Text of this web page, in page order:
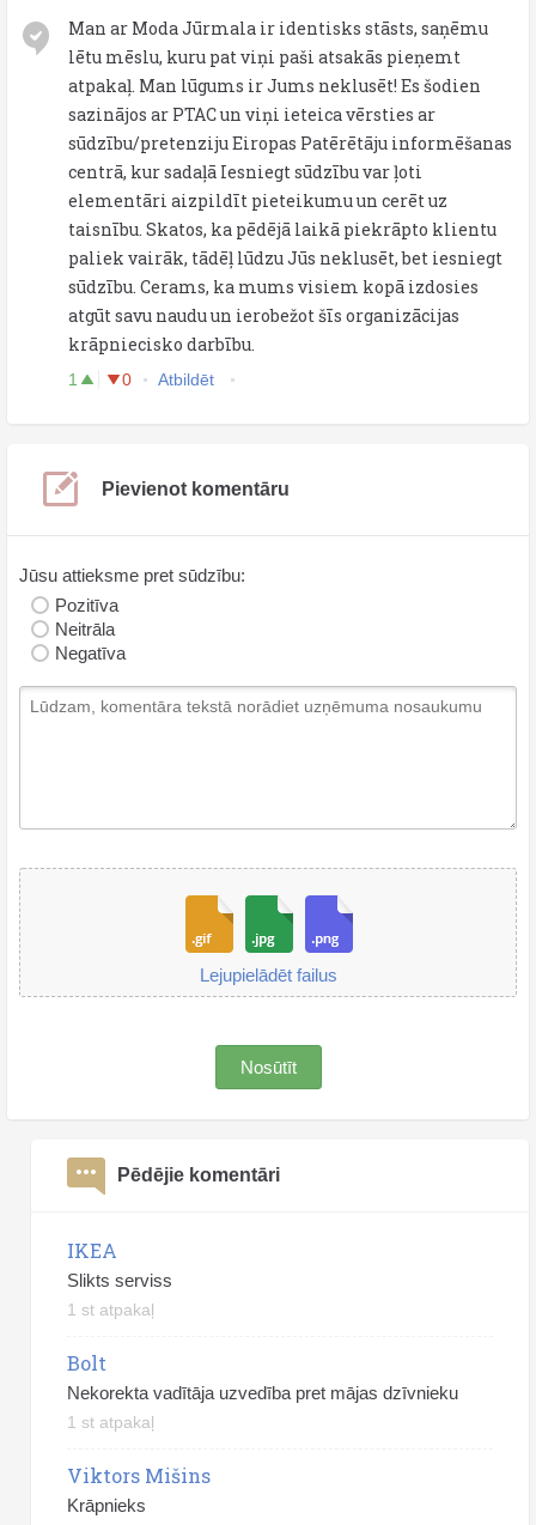
Man ar Moda Jūrmala ir identisks stāsts, saņēmu
lētu mēslu, kuru pat viņi paši atsakās pieņemt
atpakaļ. Man lūgums ir Jums neklusēt! Es šodien
sazinājos ar PTAC un viņi ieteica vērsties ar
sūdzību/pretenziju Eiropas Patērētāju informēšanas
centrā, kur sadaļā Iesniegt sūdzību var ļoti
elementāri aizpildīt pieteikumu un cerēt uz
taisnību. Skatos, ka pēdējā laikā piekrāpto klientu
paliek vairāk, tādēļ lūdzu Jūs neklusēt, bet iesniegt
sūdzību. Cerams, ka mums visiem kopā izdosies
atgūt savu naudu un ierobežot šīs organizācijas
krāpniecisko darbību.
1 0 Atbildēt
Pievienot komentāru
Jūsu attieksme pret sūdzību:
Pozitīva
Neitrāla
Negatīva
Lejupielādēt failus
Nosūtīt
Pēdējie komentāri
IKEA
Slikts serviss
1 st atpakaļ
Bolt
Nekorekta vadītāja uzvedība pret mājas dzīvnieku
1 st atpakaļ
Viktors Mišins
Krāpnieks